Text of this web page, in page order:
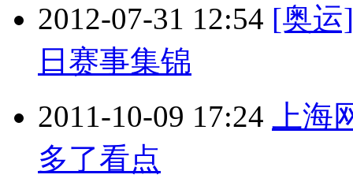
2012-07-31 12:54 [奥运
日赛事集锦
2011-10-09 17:24
上
多了看点